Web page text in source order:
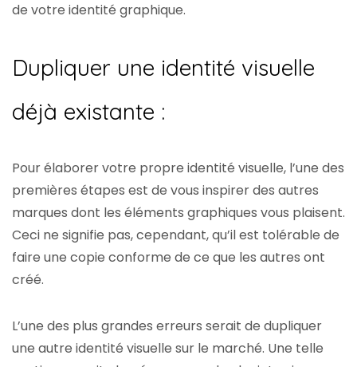
de votre identité graphique.
Dupliquer une identité visuelle
déjà existante :
Pour élaborer votre propre identité visuelle, l’une des
premières étapes est de vous inspirer des autres
marques dont les éléments graphiques vous plaisent.
Ceci ne signifie pas, cependant, qu’il est tolérable de
faire une copie conforme de ce que les autres ont
créé.
L’une des plus grandes erreurs serait de dupliquer
une autre identité visuelle sur le marché. Une telle